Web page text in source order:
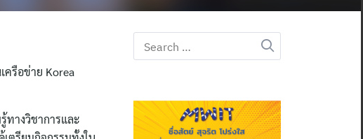
ครือข่าย Korea
ทางวิชาการและ
Search
for: